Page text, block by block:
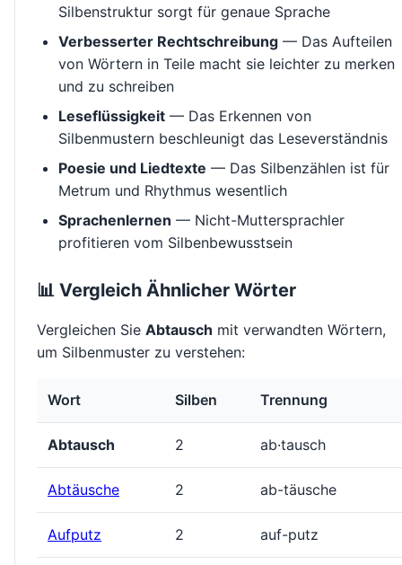
Silbenstruktur sorgt für genaue Sprache
Verbesserter Rechtschreibung — Das Aufteilen
von Wörtern in Teile macht sie leichter zu merken
und zu schreiben
Leseflüssigkeit — Das Erkennen von
Silbenmustern beschleunigt das Leseverständnis
Poesie und Liedtexte — Das Silbenzählen ist für
Metrum und Rhythmus wesentlich
Sprachenlernen — Nicht-Muttersprachler
profitieren vom Silbenbewusstsein
📊 Vergleich Ähnlicher Wörter
Vergleichen Sie Abtausch mit verwandten Wörtern,
um Silbenmuster zu verstehen:
Wort Silben Trennung
Abtausch 2 ab·tausch
Abtäusche 2 ab-täusche
Aufputz 2 auf-putz